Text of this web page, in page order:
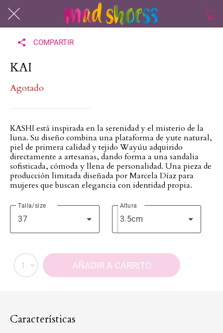
COMPARTIR
KAI
Agotado
KASHI está inspirada en la serenidad y el misterio de la
luna. Su diseño combina una plataforma de yute natural,
piel de primera calidad y tejido Wayúu adquirido
directamente a artesanas, dando forma a una sandalia
sofisticada, cómoda y llena de personalidad. Una pieza de
producción limitada diseñada por Marcela Díaz para
mujeres que buscan elegancia con identidad propia.
Talla/size
37
Altura
3.5cm
1 AÑADIR A CARRITO
Características